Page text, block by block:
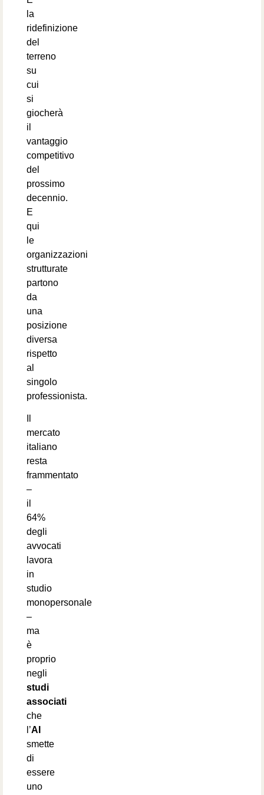
la
ridefinizione
del
terreno
su
cui
si
giocherà
il
vantaggio
competitivo
del
prossimo
decennio.
E
qui
le
organizzazioni
strutturate
partono
da
una
posizione
diversa
rispetto
al
singolo
professionista.
mercato
italiano
resta
frammentato
–
il
64%
degli
avvocati
lavora
in
studio
monopersonale
–
ma
è
proprio
negli
studi
associati
che
l’AI
smette
di
essere
uno